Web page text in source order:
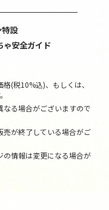
設
ゃ安全ガイド
(税10%込)、もしくは、
る場合がございますので
が終了している場合がご
情報は変更になる場合が